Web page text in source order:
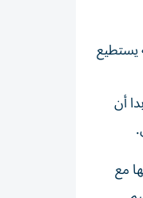
يستطيع
أن
مع